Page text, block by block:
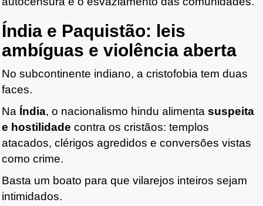
Índia e Paquistão: leis
ambíguas e violência aberta
No subcontinente indiano, a cristofobia tem duas
faces.
Na Índia, o nacionalismo hindu alimenta suspeita
e hostilidade contra os cristãos: templos
atacados, clérigos agredidos e conversões vistas
como crime.
Basta um boato para que vilarejos inteiros sejam
intimidados.